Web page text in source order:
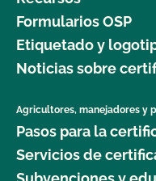
Formularios OSP
Etiquetado y
Noticias sobre
Agricultores, manejadores y
Pasos para la
Servicios de